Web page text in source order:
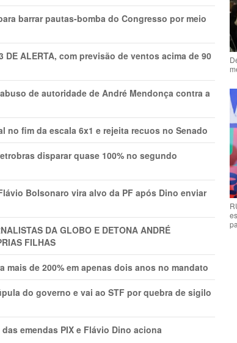
barrar pautas-bomba do Congresso por meio
DE ALERTA, com previsão de ventos acima de 90
de autoridade de André Mendonça contra a
no fim da escala 6x1 e rejeita recuos no Senado
disparar quase 100% no segundo
Bolsonaro vira alvo da PF após Dino enviar
DA GLOBO E DETONA ANDRÉ
FILHAS
mais de 200% em apenas dois anos no mandato
do governo e vai ao STF por quebra de sigilo
emendas PIX e Flávio Dino aciona